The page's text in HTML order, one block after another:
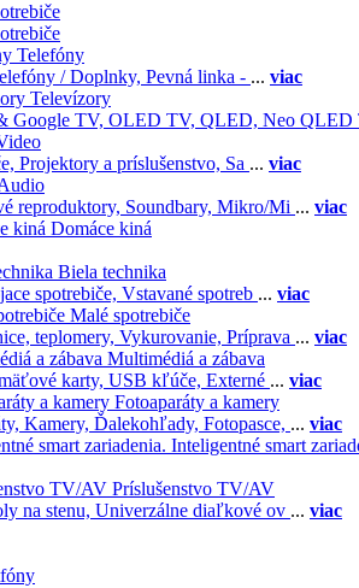
Telefóny
/ Doplnky, Pevná linka - ... viac
Televízory
Google TV, OLED TV, QLED, Neo QLED
Projektory a príslušenstvo, Sa ... viac
reproduktory, Soundbary, Mikro/Mi ... viac
Domáce kiná
Biela technika
spotrebiče, Vstavané spotreb ... viac
Malé spotrebiče
teplomery, Vykurovanie, Príprava ... viac
Multimédiá a zábava
karty, USB kľúče, Externé ... viac
Fotoaparáty a kamery
Kamery, Ďalekohľady, Fotopasce, ... viac
Inteligentné smart
Príslušenstvo TV/AV
na stenu, Univerzálne diaľkové ov ... viac